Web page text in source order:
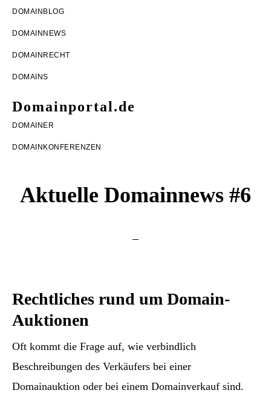
Zur
Hauptnavigation
springen
Zum
Inhalt
springen
Zur
Seitenspalte
springen
DOMAINBLOG
DOMAINNEWS
DOMAINRECHT
DOMAINS
Domainportal.de
Domainblog
rund
DomainRecht,
DOMAINER
DOMAINKONFERENZEN
Aktuelle Domainnews #6
Rechtliches rund um Domain-
Auktionen
Oft kommt die Frage auf, wie verbindlich
Beschreibungen des Verkäufers bei einer
Domainauktion oder bei einem Domainverkauf sind.